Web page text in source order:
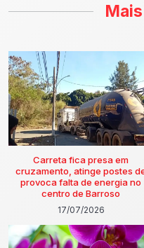
Carreta fica presa em
cruzamento, atinge postes
provoca falta de energia no
centro de Barroso
17/07/2026